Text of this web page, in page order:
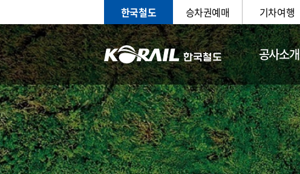
한국철도 승차권예매 기차여행
공사소개
홍보 문화사업